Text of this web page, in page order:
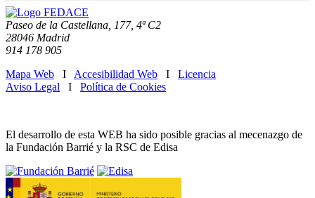
Paseo de la Castellana, 177, 4ª C2
28046 Madrid
914 178 905
Mapa Web I Accesibilidad Web I Licencia
Aviso Legal I Política de Cookies
El desarrollo de esta WEB ha sido posible gracias al mecenazgo de
la Fundación Barrié y la RSC de Edisa